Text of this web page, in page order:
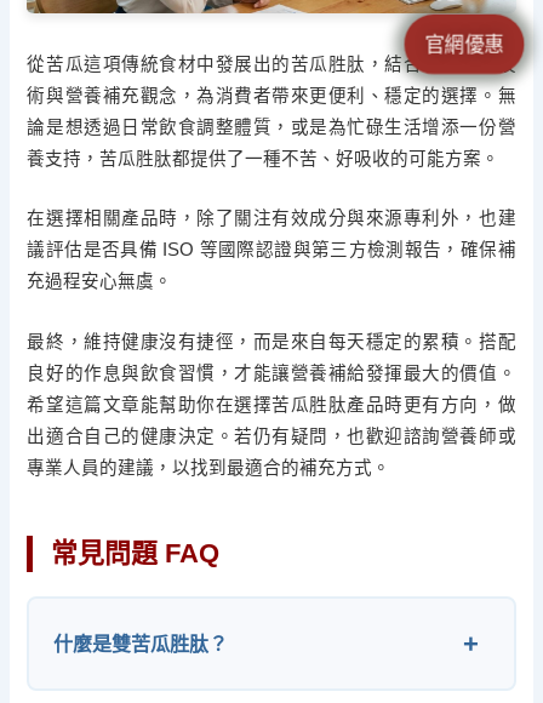
從苦瓜這項傳統食材中發展出的苦瓜胜肽，結合現代萃取技
術與營養補充觀念，為消費者帶來更便利、穩定的選擇。無
論是想透過日常飲食調整體質，或是為忙碌生活增添一份營
養支持，苦瓜胜肽都提供了一種不苦、好吸收的可能方案。
在選擇相關產品時，除了關注有效成分與來源專利外，也建
議評估是否具備 ISO 等國際認證與第三方檢測報告，確保補
充過程安心無虞。
最終，維持健康沒有捷徑，而是來自每天穩定的累積。搭配
良好的作息與飲食習慣，才能讓營養補給發揮最大的價值。
希望這篇文章能幫助你在選擇苦瓜胜肽產品時更有方向，做
出適合自己的健康決定。若仍有疑問，也歡迎諮詢營養師或
專業人員的建議，以找到最適合的補充方式。
常見問題 FAQ
什麼是雙苦瓜胜肽？
官網優惠